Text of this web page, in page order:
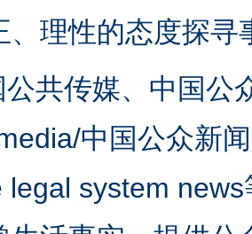
、理性的态度探寻
公共传媒、中国公
中国公众新
legal system
今